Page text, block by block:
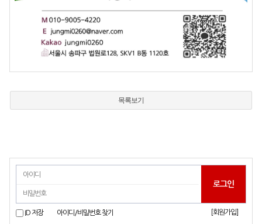
목록보기
ID 저장 아이디/비밀번호 찾기 [회원가입]